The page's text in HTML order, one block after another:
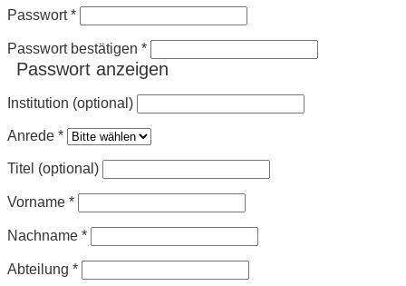
Passwort*
Passwort bestätigen *
Passwort anzeigen
Institution (optional)
Anrede *
Titel (optional)
Vorname *
Nachname *
Abteilung *